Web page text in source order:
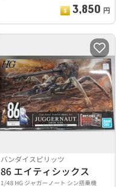
3,850 円
バンダイスピリッツ
86 エイティシックス
1/48 HG ジャガーノート シン搭乗機